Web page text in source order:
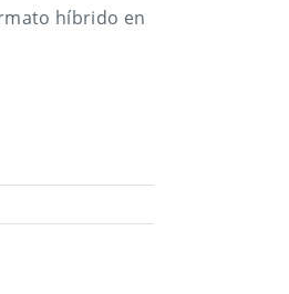
híbrido en